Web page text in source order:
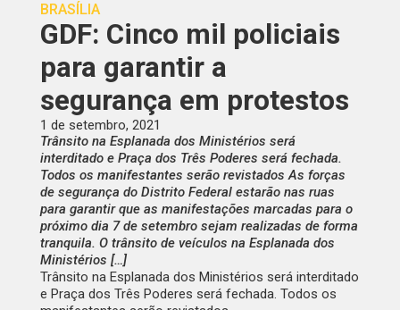
BRASÍLIA
GDF: Cinco mil policiais
para garantir a
segurança em protestos
1 de setembro, 2021
Trânsito na Esplanada dos Ministérios será
interditado e Praça dos Três Poderes será fechada.
Todos os manifestantes serão revistados As forças
de segurança do Distrito Federal estarão nas ruas
para garantir que as manifestações marcadas para o
próximo dia 7 de setembro sejam realizadas de forma
tranquila. O trânsito de veículos na Esplanada dos
Ministérios […]
Trânsito na Esplanada dos Ministérios será interditado
e Praça dos Três Poderes será fechada. Todos os